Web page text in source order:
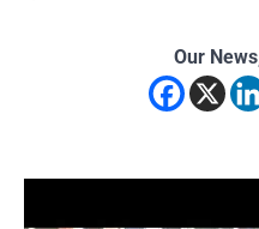
Our